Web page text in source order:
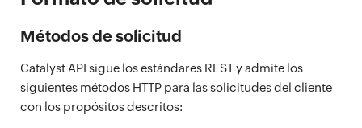
Métodos de solicitud
Catalyst API sigue los estándares REST y admite los
siguientes métodos HTTP para las solicitudes del cliente
con los propósitos descritos: